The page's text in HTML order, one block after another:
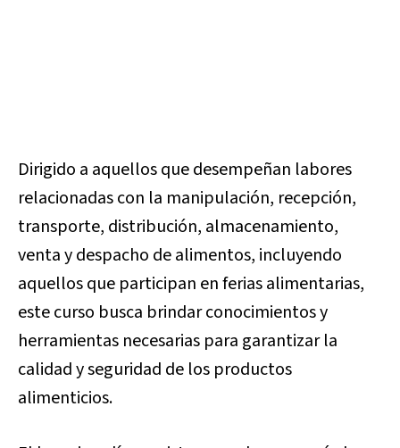
Dirigido a aquellos que desempeñan labores
relacionadas con la manipulación, recepción,
transporte, distribución, almacenamiento,
venta y despacho de alimentos, incluyendo
aquellos que participan en ferias alimentarias,
este curso busca brindar conocimientos y
herramientas necesarias para garantizar la
calidad y seguridad de los productos
alimenticios.